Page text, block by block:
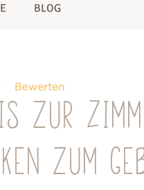
BLOG
Bewerten
zur
zum